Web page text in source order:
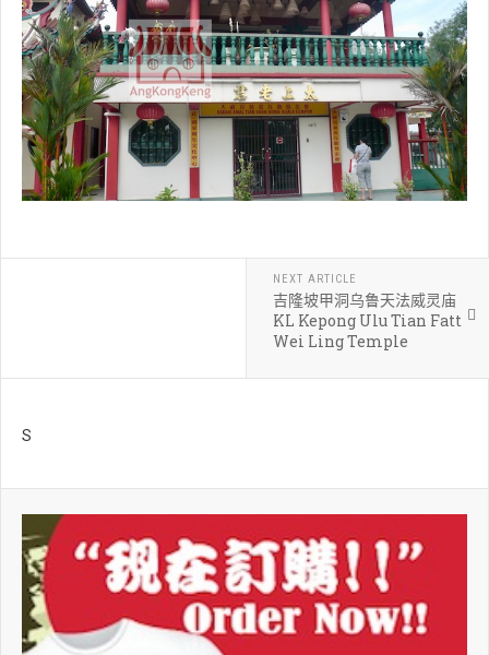
NEXT ARTICLE
吉隆坡甲洞乌鲁天法威灵庙
KL Kepong Ulu Tian Fatt
Wei Ling Temple
S